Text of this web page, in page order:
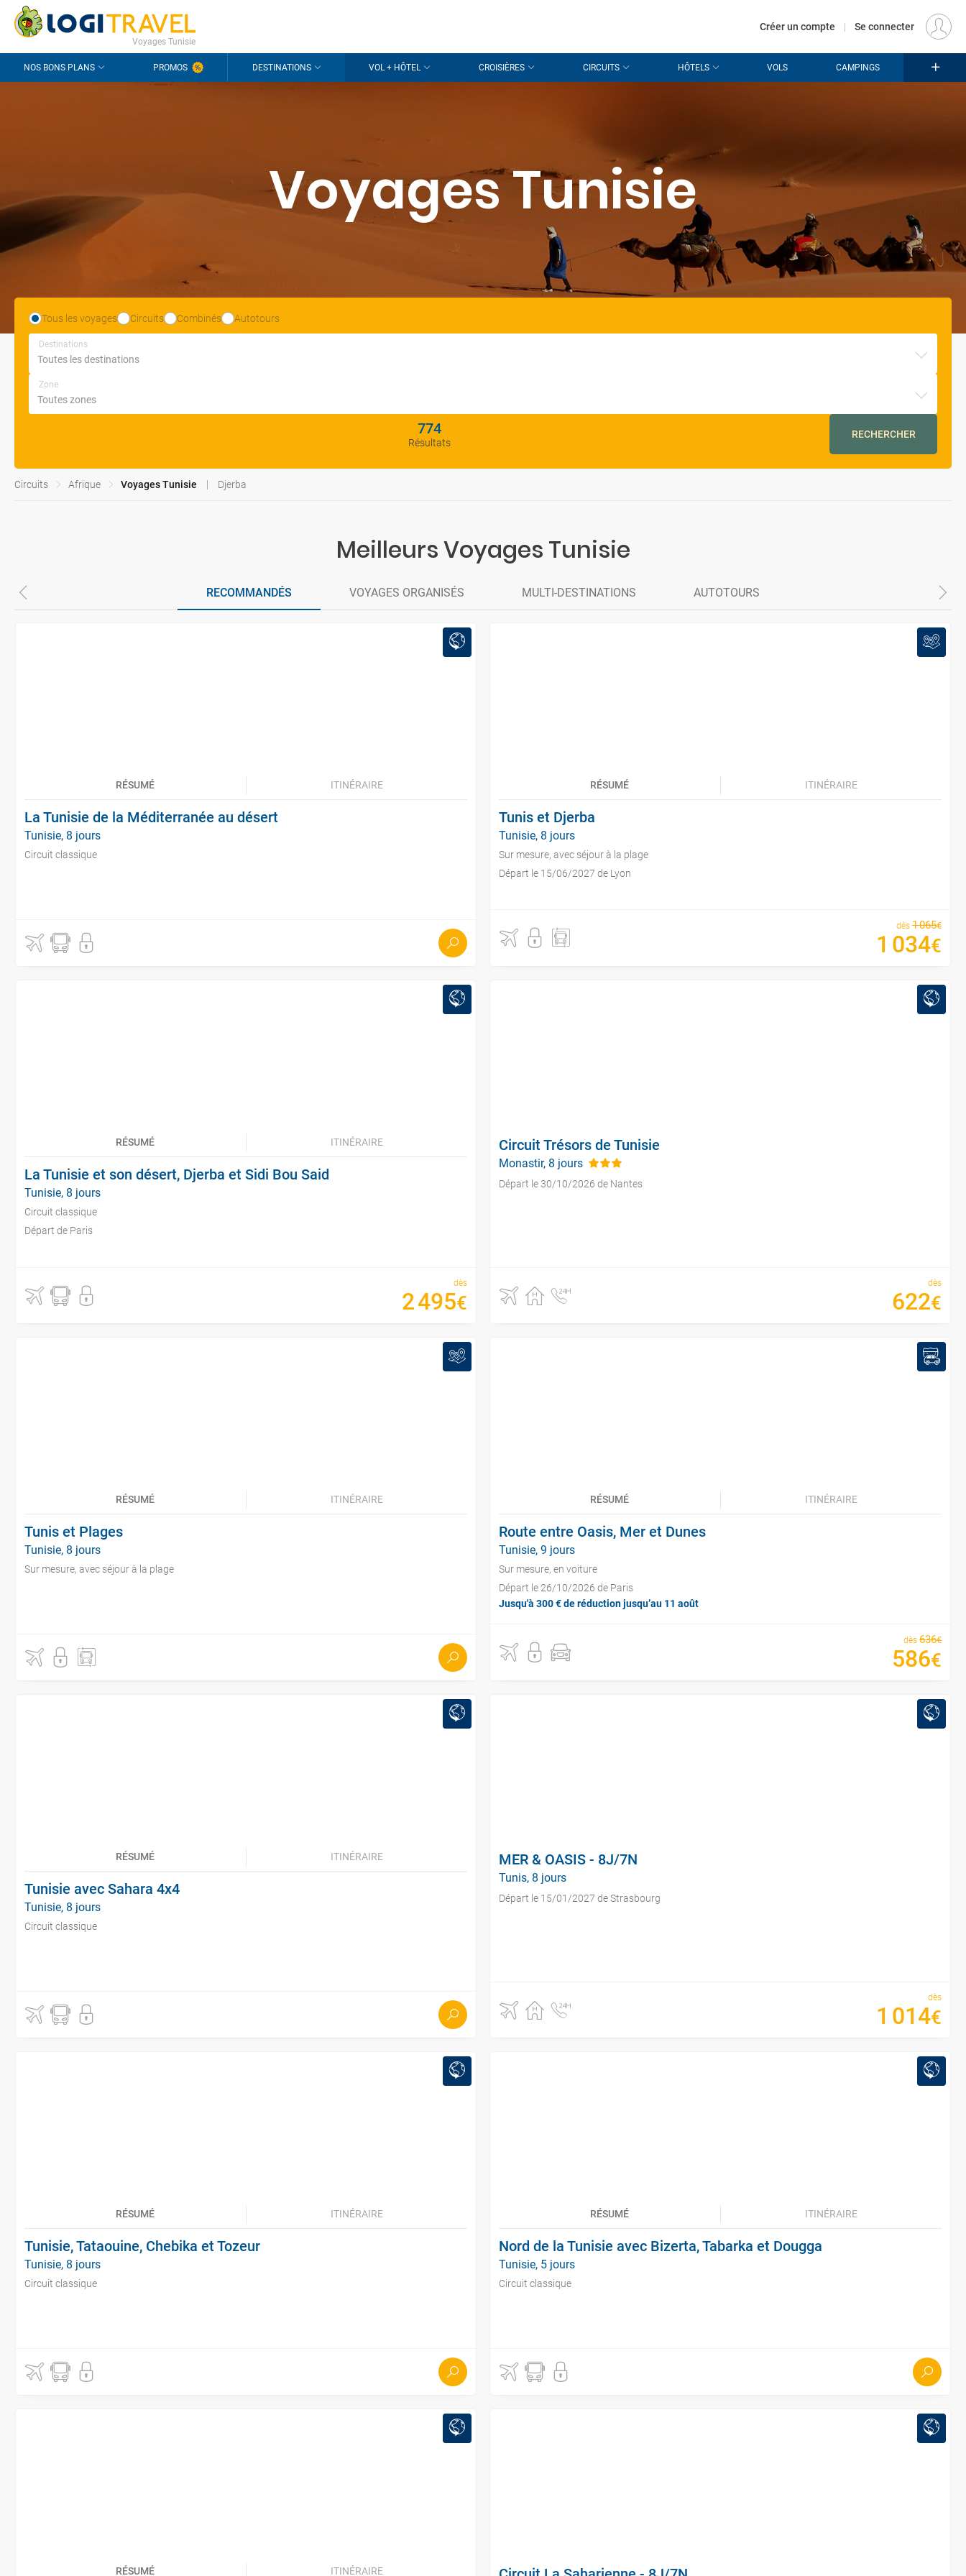
CONTACT QUESTIONS FRÉQUENTES EUR
Voyages Tunisie
Créer un compte | Se connecter
NOS BONS PLANS PROMOS DESTINATIONS VOL + HÔTEL CROISIÈRES CIRCUITS HÔTELS VOLS CAMPINGS
Voyages Tunisie
Tous les voyages Circuits Combinés Autotours
Destinations
Zone
774
Résultats
RECHERCHER
Circuits Afrique Voyages Tunisie Djerba
Meilleurs Voyages Tunisie
RECOMMANDÉS VOYAGES ORGANISÉS MULTI-DESTINATIONS AUTOTOURS
RÉSUMÉ ITINÉRAIRE
La Tunisie de la Méditerranée au désert
Tunisie, 8 jours
Circuit classique
RÉSUMÉ ITINÉRAIRE
Tunis et Djerba
Tunisie, 8 jours
Sur mesure, avec séjour à la plage
Départ le 15/06/2027 de Lyon
dès 1065€
1 034€
RÉSUMÉ ITINÉRAIRE
La Tunisie et son désert, Djerba et Sidi Bou Said
Tunisie, 8 jours
Circuit classique
Départ de Paris
dès
2495€
Circuit Trésors de Tunisie
Monastir, 8 jours
Départ le 30/10/2026 de Nantes
dès
622€
RÉSUMÉ ITINÉRAIRE
Tunis et Plages
Tunisie, 8 jours
Sur mesure, avec séjour à la plage
RÉSUMÉ ITINÉRAIRE
Route entre Oasis, Mer et Dunes
Tunisie, 9 jours
Sur mesure, en voiture
Départ le 26/10/2026 de Paris
Jusqu'à 300 € de réduction jusqu’au 11 août
dès 636€
586€
RÉSUMÉ ITINÉRAIRE
Tunisie avec Sahara 4x4
Tunisie, 8 jours
Circuit classique
MER & OASIS - 8J/7N
Tunis, 8 jours
Départ le 15/01/2027 de Strasbourg
dès
1 014€
RÉSUMÉ ITINÉRAIRE
Tunisie, Tataouine, Chebika et Tozeur
Tunisie, 8 jours
Circuit classique
RÉSUMÉ ITINÉRAIRE
Nord de la Tunisie avec Bizerta, Tabarka et Dougga
Tunisie, 5 jours
Circuit classique
RÉSUMÉ ITINÉRAIRE